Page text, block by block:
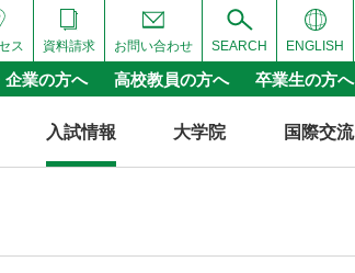
ENGLISH
SEARCH
お問い合わせ
資料請求
ス
企業の方へ 高校教員の方へ 卒業生の方へ
入試情報 大学院 国際交流